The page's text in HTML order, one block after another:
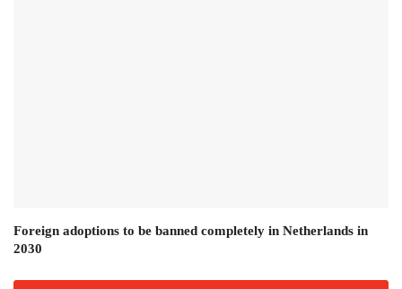
Foreign adoptions to be banned completely in Netherlands in
2030